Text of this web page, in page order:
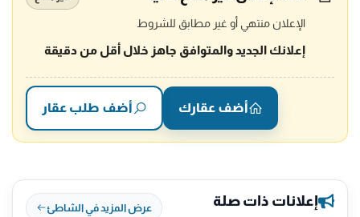
الإعلان منتهي أو غير مطابق للشروط
إعلانك الجديد والمتوافق جاهز خلال أقل من دقيقة
أضف عقارك أضف طلب عقار
إعلانات ذات صلة عرض المزيد في الشاطئ